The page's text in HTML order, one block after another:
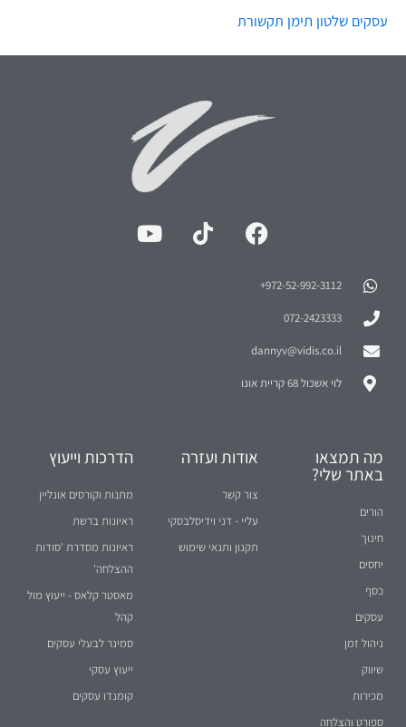
עסקים שלטון תימן תקשורת
972-52-992-3112⁩+
072-2423333
dannyv@vidis.co.il
לוי אשכול 68 קריית אונו
מה תמצאו
באתר שלי?
הורים
חינוך
יחסים
כסף
עסקים
ניהול זמן
שיווק
מכירות
ספורט והצלחה
אודות ועזרה
צור קשר
עליי - דני וידיסלבסקי
תקנון ותנאי שימוש
הדרכות וייעוץ
מתנות וקורסים אונליין
ראיונות ברשת
ראיונות מסדרת 'סודות
ההצלחה'
מאסטר קלאס - ייעוץ מול
קהל
סמינר לבעלי עסקים
ייעוץ עסקי
קומנדו עסקים